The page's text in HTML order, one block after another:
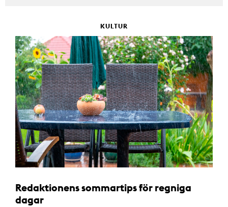
KULTUR
Redaktionens sommartips för regniga
dagar